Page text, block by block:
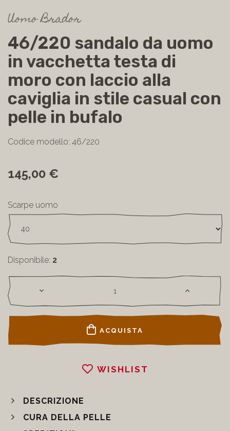
Uomo Brador
46/220 sandalo da uomo
in vacchetta testa di
moro con laccio alla
caviglia in stile casual con
pelle in bufalo
Codice modello: 46/220
145,00 €
Scarpe uomo
Disponibile: 2
ACQUISTA
WISHLIST
DESCRIZIONE
CURA DELLA PELLE